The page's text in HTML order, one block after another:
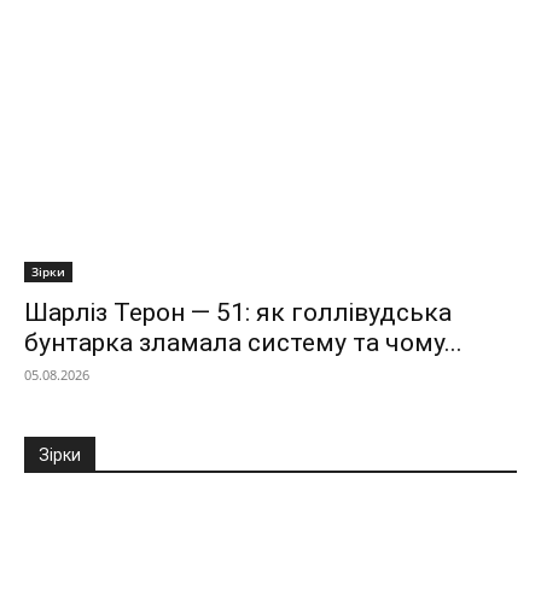
Зірки
Шарліз Терон — 51: як голлівудська
бунтарка зламала систему та чому...
05.08.2026
Зірки